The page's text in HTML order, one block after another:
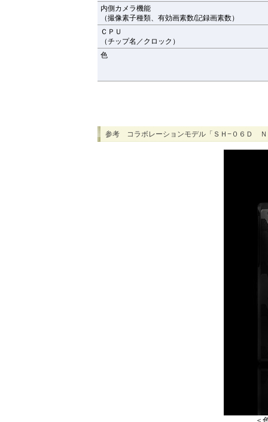
内側カメラ機能
（撮像素子種類、有効画素数/記録画素数）
ＣＰＵ
（チップ名／クロック）
色
参考 コラボレーションモデル「ＳＨ−０６Ｄ Ｎ
＜